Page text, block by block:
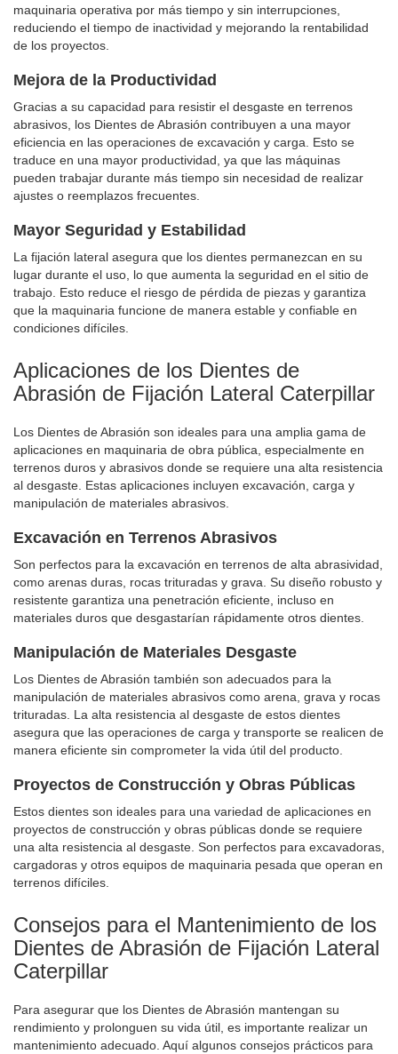
maquinaria operativa por más tiempo y sin interrupciones,
reduciendo el tiempo de inactividad y mejorando la rentabilidad
de los proyectos.
Mejora de la Productividad
Gracias a su capacidad para resistir el desgaste en terrenos
abrasivos, los Dientes de Abrasión contribuyen a una mayor
eficiencia en las operaciones de excavación y carga. Esto se
traduce en una mayor productividad, ya que las máquinas
pueden trabajar durante más tiempo sin necesidad de realizar
ajustes o reemplazos frecuentes.
Mayor Seguridad y Estabilidad
La fijación lateral asegura que los dientes permanezcan en su
lugar durante el uso, lo que aumenta la seguridad en el sitio de
trabajo. Esto reduce el riesgo de pérdida de piezas y garantiza
que la maquinaria funcione de manera estable y confiable en
condiciones difíciles.
Aplicaciones de los Dientes de
Abrasión de Fijación Lateral Caterpillar
Los Dientes de Abrasión son ideales para una amplia gama de
aplicaciones en maquinaria de obra pública, especialmente en
terrenos duros y abrasivos donde se requiere una alta resistencia
al desgaste. Estas aplicaciones incluyen excavación, carga y
manipulación de materiales abrasivos.
Excavación en Terrenos Abrasivos
Son perfectos para la excavación en terrenos de alta abrasividad,
como arenas duras, rocas trituradas y grava. Su diseño robusto y
resistente garantiza una penetración eficiente, incluso en
materiales duros que desgastarían rápidamente otros dientes.
Manipulación de Materiales Desgaste
Los Dientes de Abrasión también son adecuados para la
manipulación de materiales abrasivos como arena, grava y rocas
trituradas. La alta resistencia al desgaste de estos dientes
asegura que las operaciones de carga y transporte se realicen de
manera eficiente sin comprometer la vida útil del producto.
Proyectos de Construcción y Obras Públicas
Estos dientes son ideales para una variedad de aplicaciones en
proyectos de construcción y obras públicas donde se requiere
una alta resistencia al desgaste. Son perfectos para excavadoras,
cargadoras y otros equipos de maquinaria pesada que operan en
terrenos difíciles.
Consejos para el Mantenimiento de los
Dientes de Abrasión de Fijación Lateral
Caterpillar
Para asegurar que los Dientes de Abrasión mantengan su
rendimiento y prolonguen su vida útil, es importante realizar un
mantenimiento adecuado. Aquí algunos consejos prácticos para